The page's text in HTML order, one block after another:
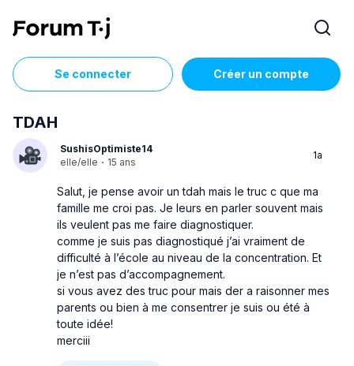
Se connecter Créer un compte
TDAH
SushisOptimiste14
elle/elle · 15 ans
1a
Salut, je pense avoir un tdah mais le truc c que ma
famille me croi pas. Je leurs en parler souvent mais
ils veulent pas me faire diagnostiquer.
comme je suis pas diagnostiqué j’ai vraiment de
difficulté à l’école au niveau de la concentration. Et
je n’est pas d’accompagnement.
si vous avez des truc pour mais der a raisonner mes
parents ou bien à me consentrer je suis ou été à
toute idée!
merciii